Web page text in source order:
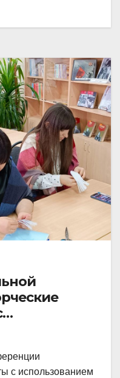
состоялся
с использованием